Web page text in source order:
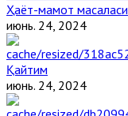
Ҳаёт-мамот масаласи
июнь. 24, 2024
Қайтим
июнь. 24, 2024